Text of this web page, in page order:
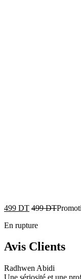
499 DT 499DT
En rupture
Avis Clients
Radhwen Abidi